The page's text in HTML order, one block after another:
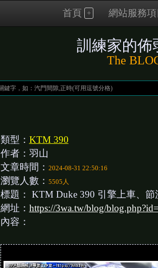
首頁 網站服務項
訓練家的佈
The
類型： KTM 390
作者：羽山
文章時間： 2024-08-31 22:50:16
瀏覽人數： 5505人
標題： KTM Duke 390 引擎上車、
網址： https://3wa.tw/blog/
內容：